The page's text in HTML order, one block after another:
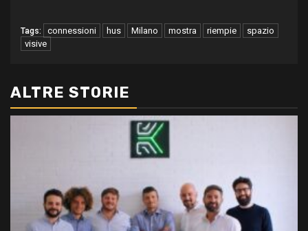
Tags: connessioni hus Milano mostra riempie
spazio
visive
ALTRE STORIE